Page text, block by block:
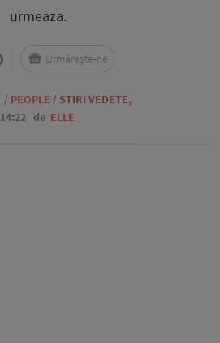
urmeaza.
/ PEOPLE / STIRI VEDETE,
de ELLE
Urmărește-ne